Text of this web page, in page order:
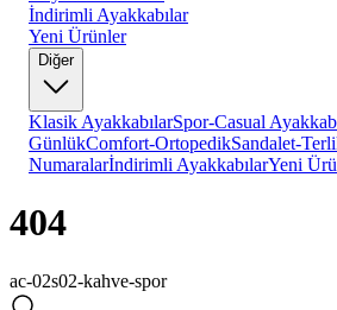
İndirimli Ayakkabılar
Yeni Ürünler
Diğer
Klasik AyakkabılarSpor-Casual
GünlükComfort-OrtopedikSandalet-
Numaralarİndirimli AyakkabılarYeni
404
ac-02s02-kahve-spor